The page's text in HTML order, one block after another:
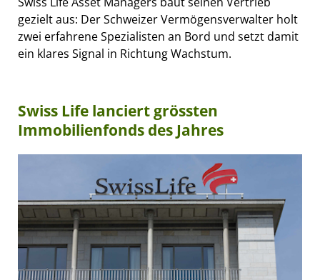
gezielt aus: Der Schweizer Vermögensverwalter holt
zwei erfahrene Spezialisten an Bord und setzt damit
ein klares Signal in Richtung Wachstum.
Swiss Life lanciert grössten
Immobilienfonds des Jahres